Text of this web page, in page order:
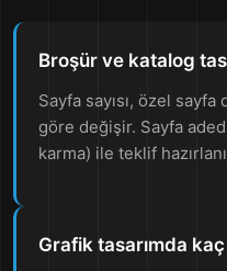
Broşür ve katalog
Sayfa sayısı, özel
göre değişir. Sayfa
karma) ile teklif
Grafik tasarımda